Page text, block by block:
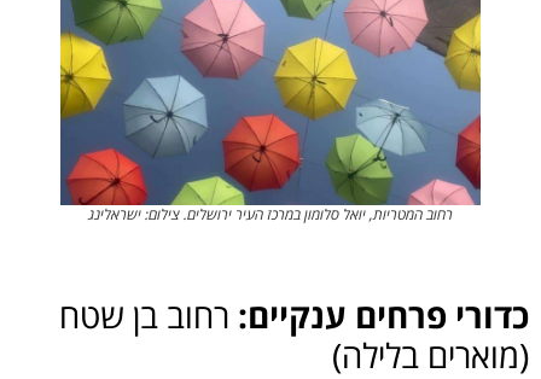
רחוב המטריות, יואל סלומון במרכז העיר ירושלים. צילום: ישראלינג
כדורי פרחים ענקיים: רחוב בן שטח
(מוארים בלילה)